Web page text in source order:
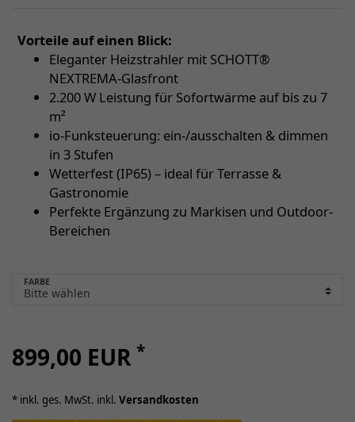
Vorteile auf einen Blick:
Eleganter Heizstrahler mit SCHOTT®
NEXTREMA-Glasfront
2.200 W Leistung für Sofortwärme auf bis zu 7
m²
io-Funksteuerung: ein-/ausschalten & dimmen
in 3 Stufen
Wetterfest (IP65) – ideal für Terrasse &
Gastronomie
Perfekte Ergänzung zu Markisen und Outdoor-
Bereichen
FARBE
899,00 EUR *
* inkl. ges. MwSt. inkl. Versandkosten